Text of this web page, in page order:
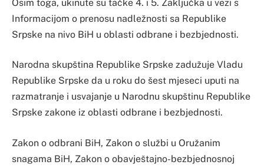
Osim toga, ukinute su tačke 4. i 5. Zaključka u vezi s
Informacijom o prenosu nadležnosti sa Republike
Srpske na nivo BiH u oblasti odbrane i bezbjednosti.
Narodna skupština Republike Srpske zadužuje Vladu
Republike Srpske da u roku do šest mjeseci uputi na
razmatranje i usvajanje u Narodnu skupštinu Republike
Srpske zakone iz oblasti odbrane i bezbjednosti.
Zakon o odbrani BiH, Zakon o službi u Oružanim
snagama BiH, Zakon o obavještajno-bezbjednosnoj